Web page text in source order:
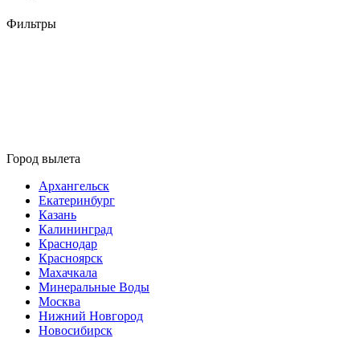
Фильтры
Город вылета
Архангельск
Екатеринбург
Казань
Калининград
Краснодар
Красноярск
Махачкала
Минеральные Воды
Москва
Нижний Новгород
Новосибирск